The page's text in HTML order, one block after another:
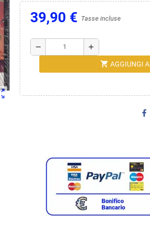
39,90 € Tasse incluse
remove add
shopping_cart AGGIUNGI